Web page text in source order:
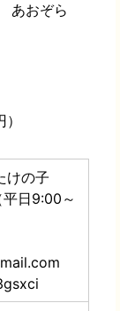
あおぞら
けの子
日9:00～